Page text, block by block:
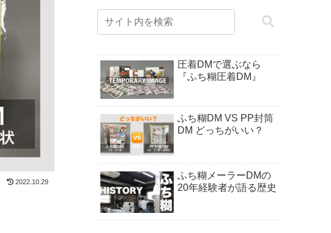
2022.10.29
圧着DMで選ぶなら
『ふち糊圧着DM』
ふち糊DM VS PP封筒
DM どっちがいい？
ふち糊メーラーDMの
20年経験者が語る歴史